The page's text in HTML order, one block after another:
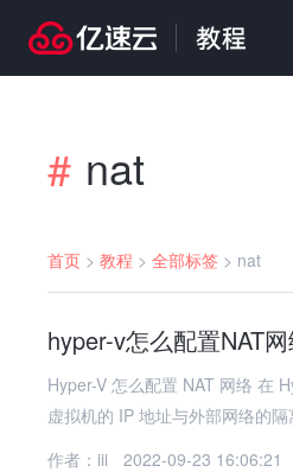
# nat
首页 > 教程 > 全部标签 > nat
hyper-v怎么配置NAT
Hyper-V 怎么配置 NAT 网络 在 Hyper-V 中配置 NAT（网络地址转换）网络可以让虚拟机通过主机的网络连接访问外部网络，同时保持
虚拟机的 IP 地址与外部网络的
作者：iii
2022-09-23 16:06:21